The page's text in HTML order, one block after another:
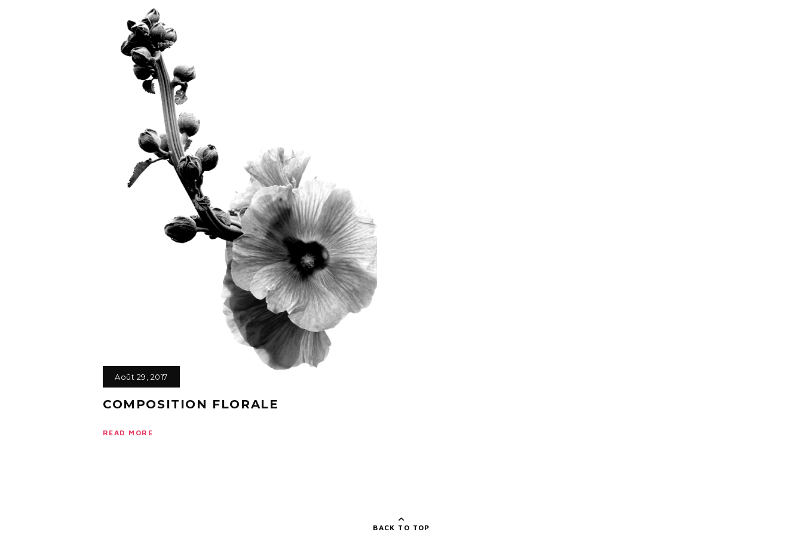
Août 29, 2017
COMPOSITION FLORALE
READ MORE
BACK TO TOP